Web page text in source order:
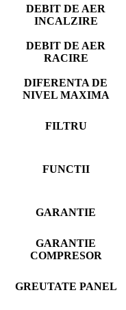
DEBIT DE AER
INCALZIRE
DEBIT DE AER
RACIRE
DIFERENTA DE
NIVEL MAXIMA
FILTRU
FUNCTII
GARANTIE
GARANTIE
COMPRESOR
GREUTATE PANEL